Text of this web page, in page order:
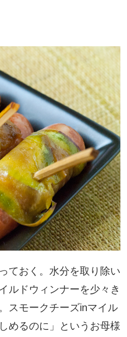
ておく。水分を取り除い
ルドウィンナーを少々き
スモークチーズinマイル
めるのに」というお母様